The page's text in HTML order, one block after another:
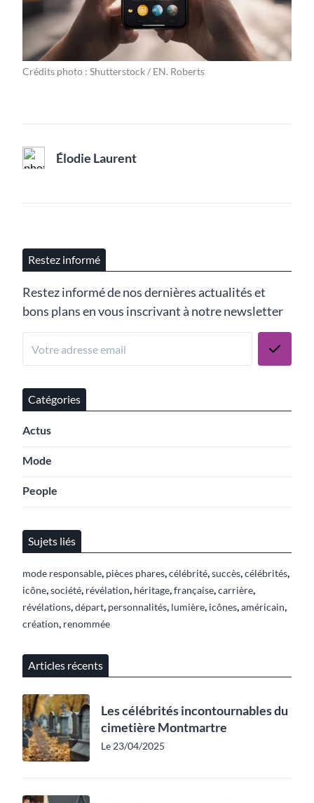
Crédits photo : Shutterstock / EN. Roberts
Élodie Laurent
Restez informé
Restez informé de nos dernières actualités et
bons plans en vous inscrivant à notre newsletter
Catégories
Actus
Mode
People
Sujets liés
mode responsable, pièces phares,célébrité,succès,célébrités,
icône,société, révélation, héritage,française,carrière,
révélations,départ, personnalités, lumière, icônes,américain,
création, renommée
Articles récents
Les célébrités incontournables du
cimetière Montmartre
Le 23/04/2025